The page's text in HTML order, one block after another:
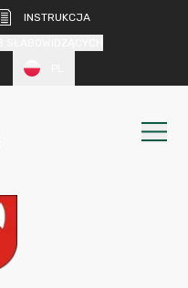
INSTRUKCJA